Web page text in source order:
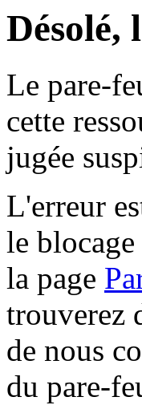
Désolé,
Le pare-
cette
jugée
L'erreur
le
la page
trouverez
de nous
du pare-